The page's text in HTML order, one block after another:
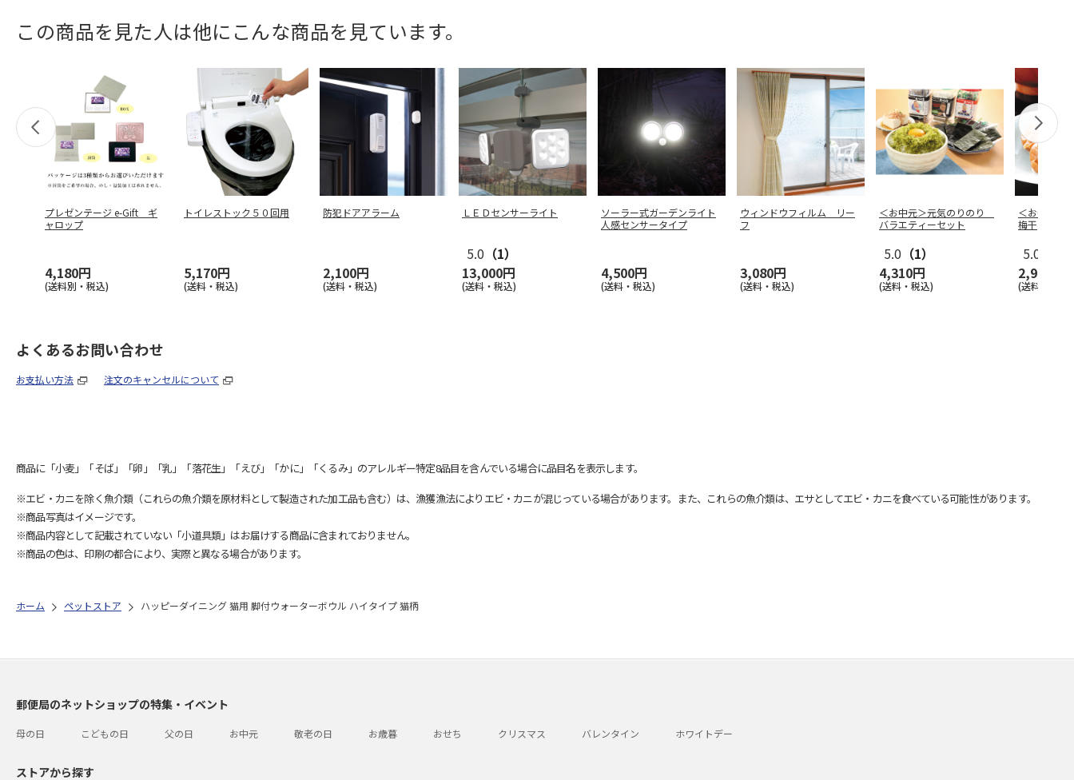
この商品を見た人は他にこんな商品を見ています。
プレゼンテージ e-Gift ギ
ャロップ
4,180円
(送料別・税込)
トイレストック５０回用
5,170円
(送料・税込)
防犯ドアアラーム
2,100円
(送料・税込)
ＬＥＤセンサーライト
5.0 （1）
13,000円
(送料・税込)
ソーラー式ガーデンライト
人感センサータイプ
4,500円
(送料・税込)
ウィンドウフィルム リー
フ
3,080円
(送料・税込)
＜お中元＞元気のりのり
バラエティーセット
5.0 （1）
4,310円
(送料・税込)
＜お中元＞
梅干
5.0
2,980円
(送料・税込)
よくあるお問い合わせ
お支払い方法 注文のキャンセルについて
商品に「小麦」「そば」「卵」「乳」「落花生」「えび」「かに」「くるみ」のアレルギー特定8品目を含んでいる場合に品目名を表示します。
※エビ・カニを除く魚介類（これらの魚介類を原材料として製造された加工品も含む）は、漁獲漁法によりエビ・カニが混じっている場合があります。また、これらの魚介類は、エサとしてエビ・カニを食べている可能性があります。
※商品写真はイメージです。
※商品内容として記載されていない「小道具類」はお届けする商品に含まれておりません。
※商品の色は、印刷の都合により、実際と異なる場合があります。
ホーム ペットストア ハッピーダイニング 猫用 脚付ウォーターボウル ハイタイプ 猫柄
郵便局のネットショップの特集・イベント
母の日 こどもの日 父の日 お中元 敬老の日 お歳暮 おせち クリスマス バレンタイン ホワイトデー
ストアから探す